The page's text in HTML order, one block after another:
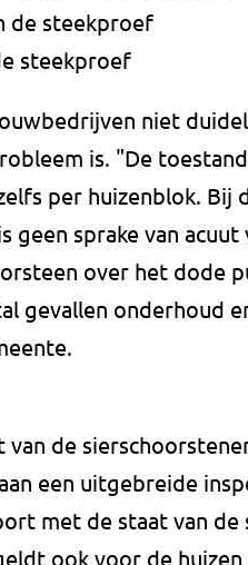
de steekproef
steekproef
niet
is. "De
per huizenblok. Bij
sprake van acuut
over het dode
gevallen onderhoud
de
een uitgebreide
met de staat van de
ook voor de huizen